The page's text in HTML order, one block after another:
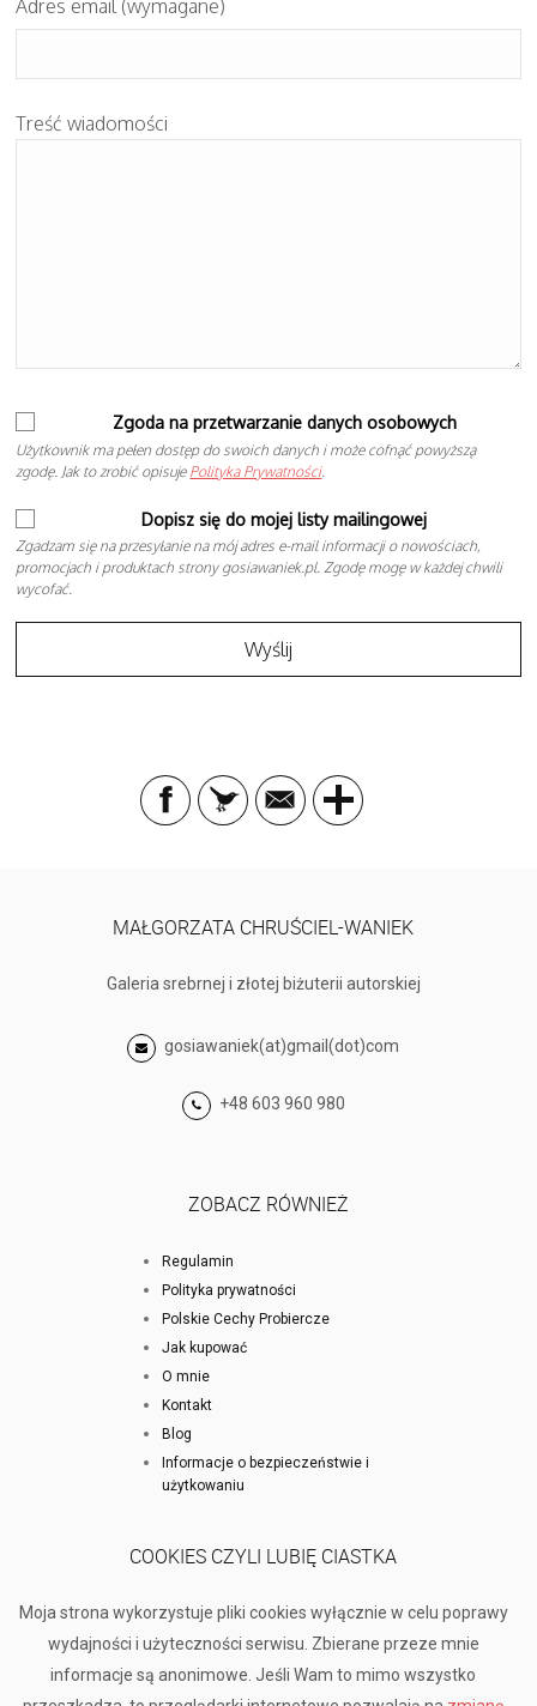
Adres email (wymagane)
Treść wiadomości
Zgoda na przetwarzanie danych osobowych
Użytkownik ma pełen dostęp do swoich danych i może cofnąć powyższą
zgodę. Jak to zrobić opisuje Polityka Prywatności.
Dopisz się do mojej listy mailingowej
Zgadzam się na przesyłanie na mój adres e-mail informacji o nowościach,
promocjach i produktach strony gosiawaniek.pl. Zgodę mogę w każdej chwili
wycofać.
MAŁGORZATA CHRUŚCIEL-WANIEK
Galeria srebrnej i złotej biżuterii autorskiej
gosiawaniek(at)gmail(dot)com
+48 603 960 980
ZOBACZ RÓWNIEŻ
Regulamin
Polityka prywatności
Polskie Cechy Probiercze
Jak kupować
O mnie
Kontakt
Blog
Informacje o bezpieczeństwie i
użytkowaniu
COOKIES CZYLI LUBIĘ CIASTKA
Moja strona wykorzystuje pliki cookies wyłącznie w celu poprawy
wydajności i użyteczności serwisu. Zbierane przeze mnie
informacje są anonimowe. Jeśli Wam to mimo wszystko